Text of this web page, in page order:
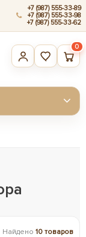
+7 (987) 555-33-89
+7 (987) 555-33-98
+7 (987) 555-33-62
0
Найдено 10 товаров